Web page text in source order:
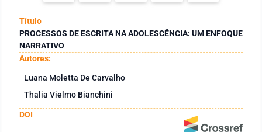
Título
PROCESSOS DE ESCRITA NA ADOLESCÊNCIA: UM ENFOQUE
NARRATIVO
Autores:
Luana Moletta De Carvalho
Thalia Vielmo Bianchini
DOI